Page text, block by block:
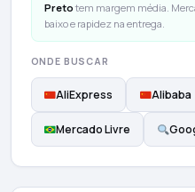
Pretotem margem média.
baixo e rapidez na entrega.
ONDE BUSCAR
AliExpress Alibaba
Mercado Livre